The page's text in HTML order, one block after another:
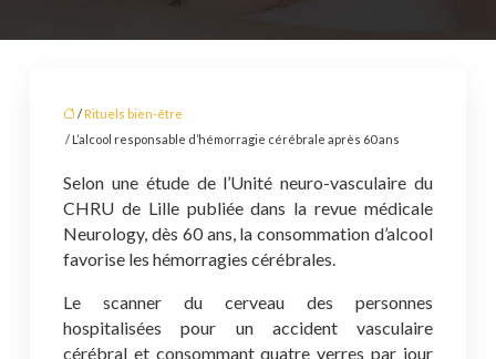
/ Rituels bien-être
/ L’alcool responsable d’hémorragie cérébrale après 60 ans
Selon une étude de l’Unité neuro-vasculaire du
CHRU de Lille publiée dans la revue médicale
Neurology, dès 60 ans, la consommation d’alcool
favorise les hémorragies cérébrales.
Le scanner du cerveau des personnes
hospitalisées pour un accident vasculaire
cérébral et consommant quatre verres par jour